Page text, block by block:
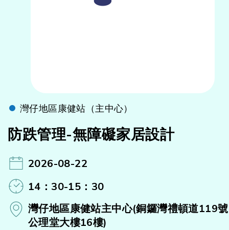
灣仔地區康健站（主中心）
防跌管理-無障礙家居設計
2026-08-22
14：30-15：30
灣仔地區康健站主中心(銅鑼灣禮頓道119號
公理堂大樓16樓)